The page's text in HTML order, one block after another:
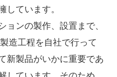
しています。
ョンの製作、設置まで、
造工程を自社で行って
新製品がいかに重要であ